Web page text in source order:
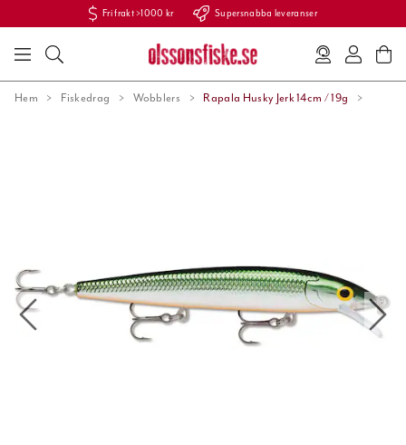
Fri frakt >1000 kr Supersnabba leveranser
Hem Fiskedrag Wobblers Rapala Husky Jerk 14cm / 19g